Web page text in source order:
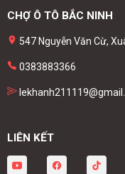
CHỢ Ô TÔ BẮC NINH
547 Nguyễn Văn Cừ,
0383883366
LIÊN KẾT